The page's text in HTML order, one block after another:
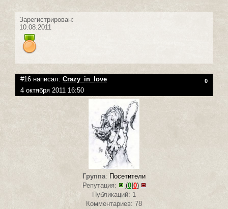
Зарегистрирован:
10.08.2011
#16 написал: Crazy_in_love 0
4 октября 2011 16:50
Группа: Посетители
Репутация:
(0| 0)
Публикаций: 1
Комментариев: 78